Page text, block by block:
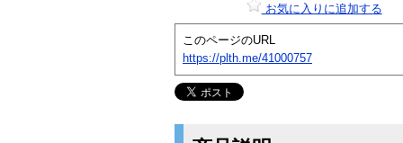
お気に入りに追加する
このページのURL
https://plth.me/41000757